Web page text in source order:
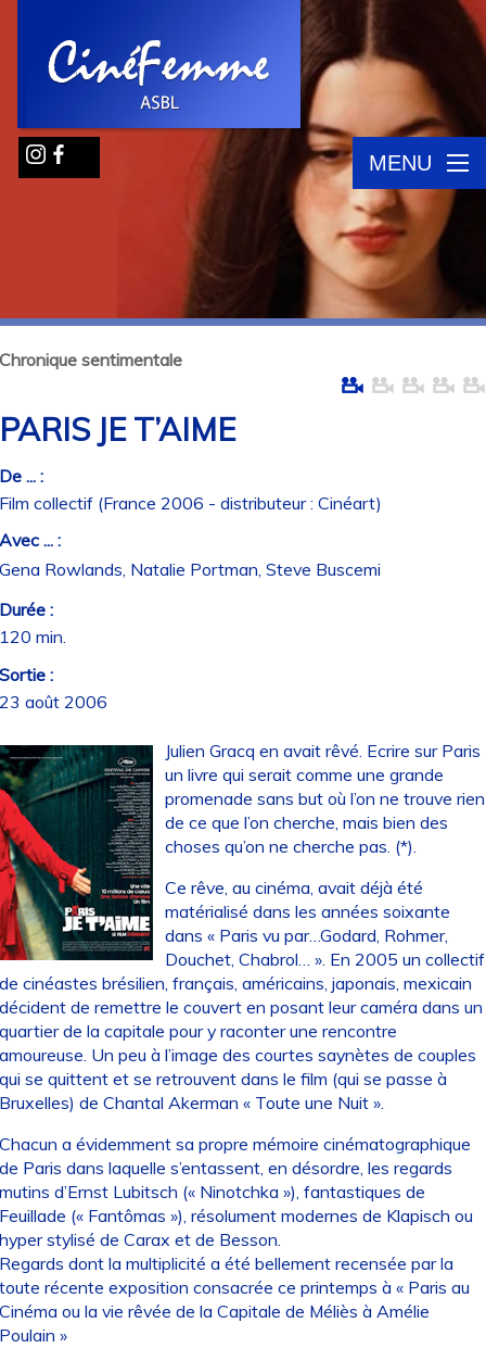
MENU
sentimentale
JE T’AIME
... :
collectif (France 2006 - distributeur : Cinéart)
... :
Rowlands, Natalie Portman, Steve Buscemi
:
min.
:
août 2006
Julien Gracq en avait rêvé. Ecrire sur Paris
un livre qui serait comme une grande
promenade sans but où l’on ne trouve rien
de ce que l’on cherche, mais bien des
choses qu’on ne cherche pas. (*).
Ce rêve, au cinéma, avait déjà été
matérialisé dans les années soixante
dans « Paris vu par…Godard, Rohmer,
Douchet, Chabrol… ». En 2005 un collectif
cinéastes brésilien, français, américains, japonais, mexicain
de remettre le couvert en posant leur caméra dans un
de la capitale pour y raconter une rencontre
Un peu à l’image des courtes saynètes de couples
se quittent et se retrouvent dans le film (qui se passe à
de Chantal Akerman « Toute une Nuit ».
a évidemment sa propre mémoire cinématographique
Paris dans laquelle s’entassent, en désordre, les regards
d’Ernst Lubitsch (« Ninotchka »), fantastiques de
(« Fantômas »), résolument modernes de Klapisch ou
stylisé de Carax et de Besson.
dont la multiplicité a été bellement recensée par la
récente exposition consacrée ce printemps à « Paris au
ou la vie rêvée de la Capitale de Méliès à Amélie
»